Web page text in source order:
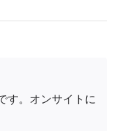
す。オンサイトに